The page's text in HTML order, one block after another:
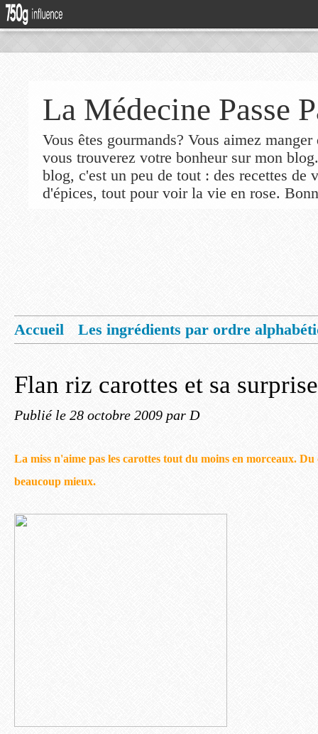
La Médecine Passe
Vous êtes gourmands? Vous aimez
vous trouverez votre bonheur sur mon
blog, c'est un peu de tout : des recettes de
d'épices, tout pour voir la vie en rose.
Accueil
Les ingrédients par ordre
Flan riz carottes et sa surprise
Publié le 28 octobre 2009 par D
La miss n'aime pas les carottes tout du moins en morceaux. Du
beaucoup mieux.